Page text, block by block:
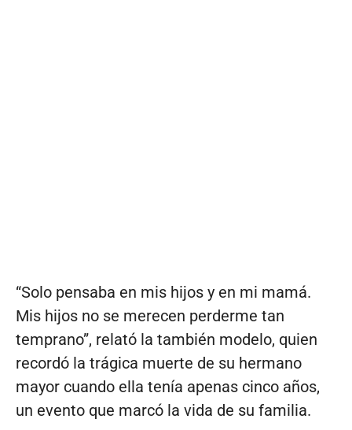
“Solo pensaba en mis hijos y en mi mamá.
Mis hijos no se merecen perderme tan
temprano”, relató la también modelo, quien
recordó la trágica muerte de su hermano
mayor cuando ella tenía apenas cinco años,
un evento que marcó la vida de su familia.